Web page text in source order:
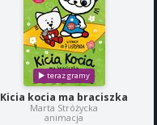
Kicia kocia ma braciszka
Marta Stróżycka
animacja